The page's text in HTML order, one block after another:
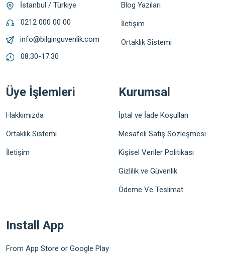
İstanbul / Türkiye
0212 000 00 00
info@bilginguvenlik.com
08:30-17:30
Blog Yazıları
İletişim
Ortaklık Sistemi
Üye İşlemleri
Hakkımızda
Ortaklık Sistemi
İletişim
Kurumsal
İptal ve İade Koşulları
Mesafeli Satış Sözleşmesi
Kişisel Veriler Politikası
Gizlilik ve Güvenlik
Ödeme Ve Teslimat
Install App
From App Store or Google Play